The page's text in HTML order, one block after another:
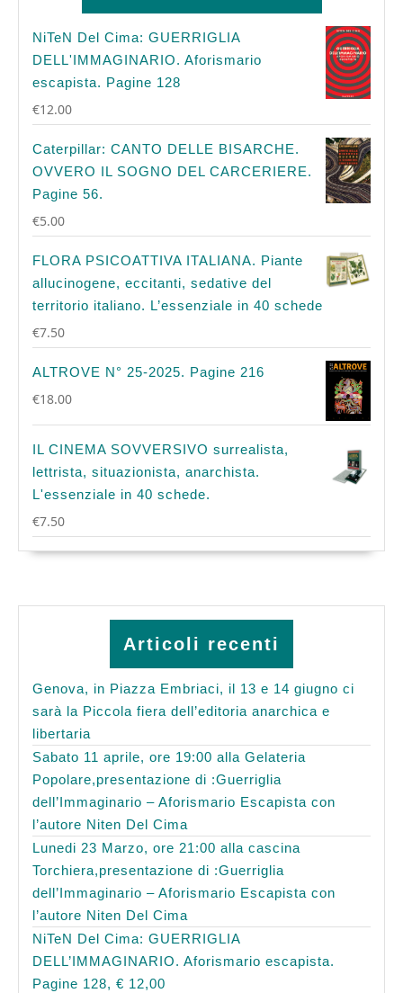
NiTeN Del Cima: GUERRIGLIA
DELL'IMMAGINARIO. Aforismario
escapista. Pagine 128
€12.00
Caterpillar: CANTO DELLE BISARCHE.
OVVERO IL SOGNO DEL CARCERIERE.
Pagine 56.
€5.00
FLORA PSICOATTIVA ITALIANA. Piante
allucinogene, eccitanti, sedative del
territorio italiano. L’essenziale in 40 schede
€7.50
ALTROVE N° 25-2025. Pagine 216
€18.00
IL CINEMA SOVVERSIVO surrealista,
lettrista, situazionista, anarchista.
L'essenziale in 40 schede.
€7.50
Articoli recenti
Genova, in Piazza Embriaci, il 13 e 14 giugno ci
sarà la Piccola fiera dell’editoria anarchica e
libertaria
Sabato 11 aprile, ore 19:00 alla Gelateria
Popolare,presentazione di :Guerriglia
dell’Immaginario – Aforismario Escapista con
l’autore Niten Del Cima
Lunedi 23 Marzo, ore 21:00 alla cascina
Torchiera,presentazione di :Guerriglia
dell’Immaginario – Aforismario Escapista con
l’autore Niten Del Cima
NiTeN Del Cima: GUERRIGLIA
DELL’IMMAGINARIO. Aforismario escapista.
Pagine 128, € 12,00